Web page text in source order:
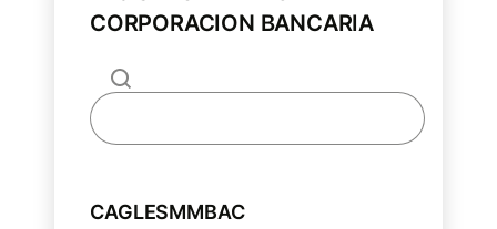
CORPORACION BANCARIA
CAGLESMMBAC